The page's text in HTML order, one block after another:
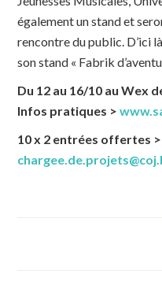
également un stand et
rencontre du public. D’ici
son stand « Fabrik
Du 12 au 16/10 au Wex
Infos pratiques >
10 x 2 entrées offertes